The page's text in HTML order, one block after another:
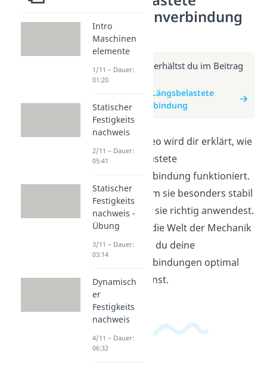
Schraubenverbindung
(Video)
Weitere Infos erhältst du im Beitrag
zum Video
zum Beitrag: Längsbelastete
Schraubenverbindung
In diesem Video wird dir erklärt, wie
eine längsbelastete
Schraubenverbindung funktioniert.
Erfahre, warum sie besonders stabil
ist und wie du sie richtig anwendest.
Tauche ein in die Welt der Mechanik
und lerne, wie du deine
Schraubenverbindungen optimal
einsetzen kannst.
Intro
Maschinen
elemente
1/11 – Dauer:
01:20
Statischer
Festigkeits
nachweis
2/11 – Dauer:
05:41
Statischer
Festigkeits
nachweis -
Übung
3/11 – Dauer:
03:14
Dynamisch
er
Festigkeits
nachweis
4/11 – Dauer:
06:32